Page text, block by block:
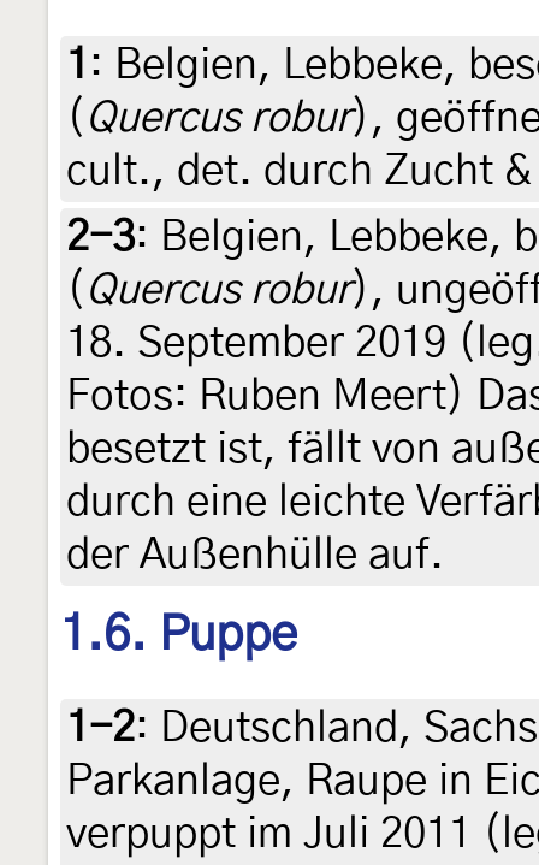
1 : Belgien, Lebbeke,
( Quercus robur),
cult., det. durch Zucht
2-3: Belgien, Lebbeke,
( Quercus robur),
18. September 2019
Fotos: Ruben Meert)
besetzt ist, fällt von
durch eine leichte
der Außenhülle auf.
1.6. Puppe
1-2: Deutschland,
Parkanlage, Raupe in
verpuppt im Juli 2011